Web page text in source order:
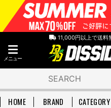
11,000円以上で送料
メニュー
HOME BRAND CATEGORY